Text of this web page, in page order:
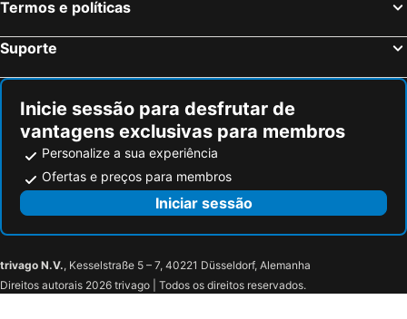
Termos e políticas
Suporte
Inicie sessão para desfrutar de
vantagens exclusivas para membros
Personalize a sua experiência
Ofertas e preços para membros
Iniciar sessão
trivago N.V., Kesselstraße 5 – 7, 40221 Düsseldorf, Alemanha
Direitos autorais 2026 trivago | Todos os direitos reservados.